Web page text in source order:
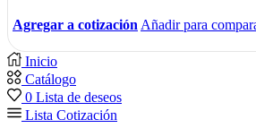
Agregar a cotización Añadir para
Inicio
Catálogo
0 Lista de deseos
Lista Cotización